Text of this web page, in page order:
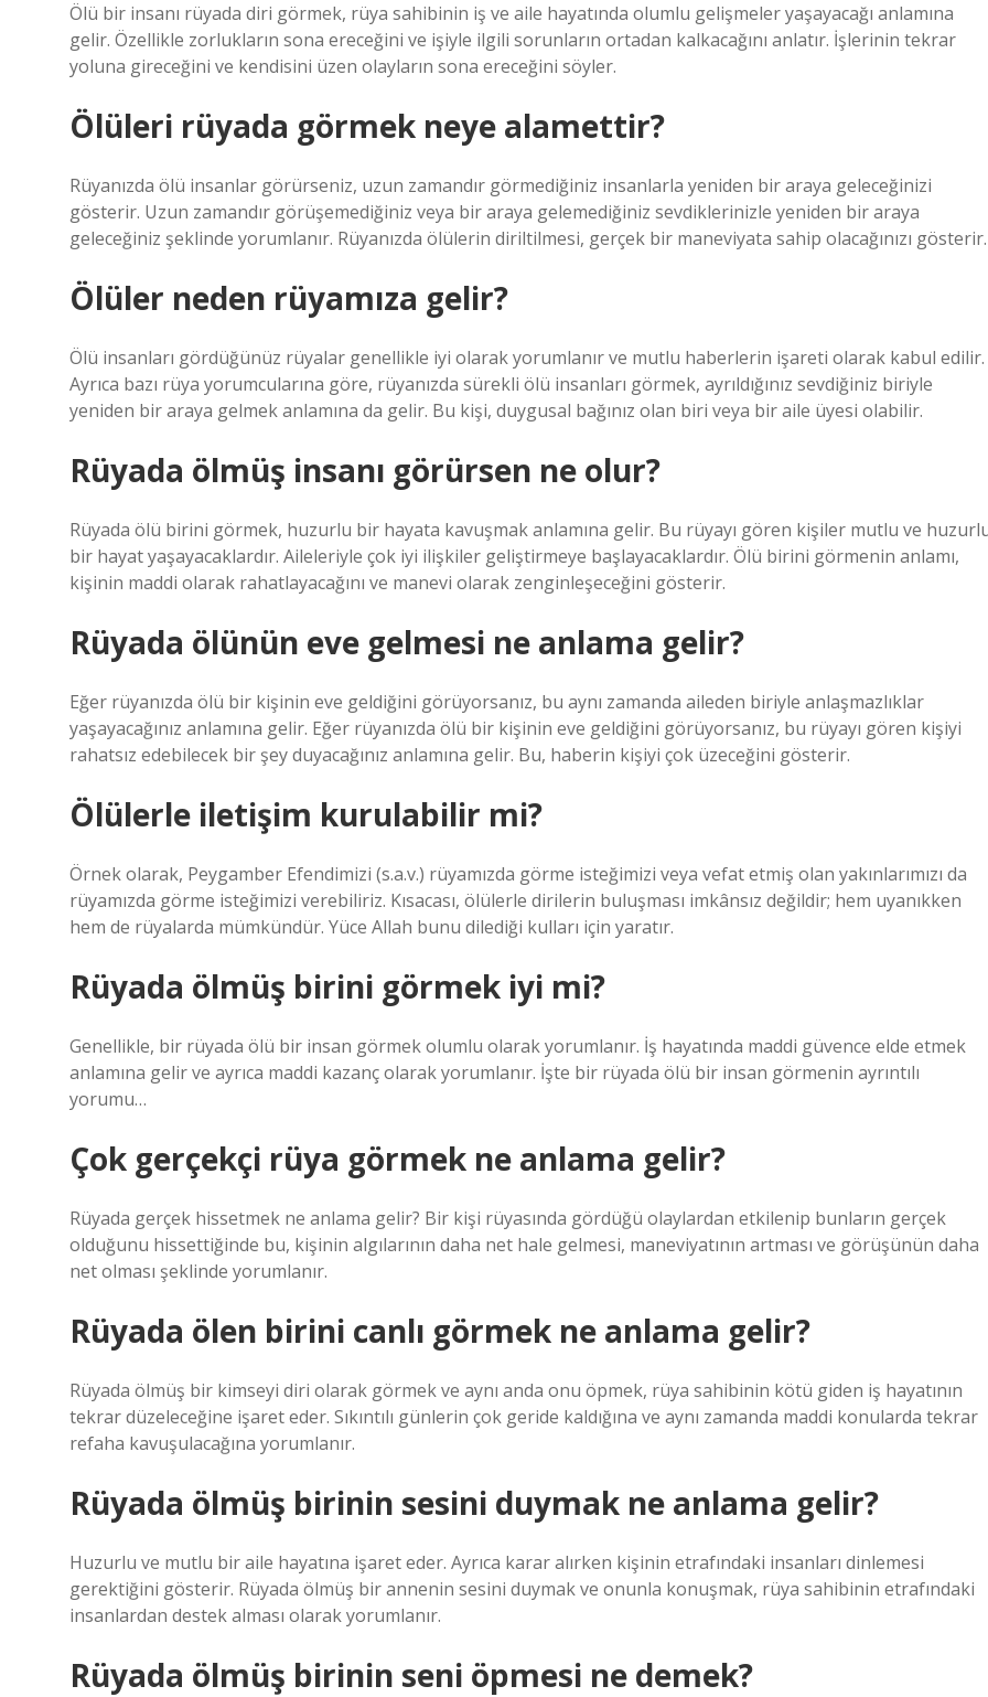
Ölü bir insanı rüyada diri görmek, rüya sahibinin iş ve aile hayatında olumlu gelişmeler yaşayacağı anlamına
gelir. Özellikle zorlukların sona ereceğini ve işiyle ilgili sorunların ortadan kalkacağını anlatır. İşlerinin tekrar
yoluna gireceğini ve kendisini üzen olayların sona ereceğini söyler.
Ölüleri rüyada görmek neye alamettir?
Rüyanızda ölü insanlar görürseniz, uzun zamandır görmediğiniz insanlarla yeniden bir araya geleceğinizi
gösterir. Uzun zamandır görüşemediğiniz veya bir araya gelemediğiniz sevdiklerinizle yeniden bir araya
geleceğiniz şeklinde yorumlanır. Rüyanızda ölülerin diriltilmesi, gerçek bir maneviyata sahip olacağınızı gösterir.
Ölüler neden rüyamıza gelir?
Ölü insanları gördüğünüz rüyalar genellikle iyi olarak yorumlanır ve mutlu haberlerin işareti olarak kabul edilir.
Ayrıca bazı rüya yorumcularına göre, rüyanızda sürekli ölü insanları görmek, ayrıldığınız sevdiğiniz biriyle
yeniden bir araya gelmek anlamına da gelir. Bu kişi, duygusal bağınız olan biri veya bir aile üyesi olabilir.
Rüyada ölmüş insanı görürsen ne olur?
Rüyada ölü birini görmek, huzurlu bir hayata kavuşmak anlamına gelir. Bu rüyayı gören kişiler mutlu ve
bir hayat yaşayacaklardır. Aileleriyle çok iyi ilişkiler geliştirmeye başlayacaklardır. Ölü birini görmenin anlamı,
kişinin maddi olarak rahatlayacağını ve manevi olarak zenginleşeceğini gösterir.
Rüyada ölünün eve gelmesi ne anlama gelir?
Eğer rüyanızda ölü bir kişinin eve geldiğini görüyorsanız, bu aynı zamanda aileden biriyle anlaşmazlıklar
yaşayacağınız anlamına gelir. Eğer rüyanızda ölü bir kişinin eve geldiğini görüyorsanız, bu rüyayı gören kişiyi
rahatsız edebilecek bir şey duyacağınız anlamına gelir. Bu, haberin kişiyi çok üzeceğini gösterir.
Ölülerle iletişim kurulabilir mi?
Örnek olarak, Peygamber Efendimizi (s.a.v.) rüyamızda görme isteğimizi veya vefat etmiş olan yakınlarımızı da
rüyamızda görme isteğimizi verebiliriz. Kısacası, ölülerle dirilerin buluşması imkânsız değildir; hem uyanıkken
hem de rüyalarda mümkündür. Yüce Allah bunu dilediği kulları için yaratır.
Rüyada ölmüş birini görmek iyi mi?
Genellikle, bir rüyada ölü bir insan görmek olumlu olarak yorumlanır. İş hayatında maddi güvence elde etmek
anlamına gelir ve ayrıca maddi kazanç olarak yorumlanır. İşte bir rüyada ölü bir insan görmenin ayrıntılı
yorumu…
Çok gerçekçi rüya görmek ne anlama gelir?
Rüyada gerçek hissetmek ne anlama gelir? Bir kişi rüyasında gördüğü olaylardan etkilenip bunların gerçek
olduğunu hissettiğinde bu, kişinin algılarının daha net hale gelmesi, maneviyatının artması ve görüşünün daha
net olması şeklinde yorumlanır.
Rüyada ölen birini canlı görmek ne anlama gelir?
Rüyada ölmüş bir kimseyi diri olarak görmek ve aynı anda onu öpmek, rüya sahibinin kötü giden iş hayatının
tekrar düzeleceğine işaret eder. Sıkıntılı günlerin çok geride kaldığına ve aynı zamanda maddi konularda tekrar
refaha kavuşulacağına yorumlanır.
Rüyada ölmüş birinin sesini duymak ne anlama gelir?
Huzurlu ve mutlu bir aile hayatına işaret eder. Ayrıca karar alırken kişinin etrafındaki insanları dinlemesi
gerektiğini gösterir. Rüyada ölmüş bir annenin sesini duymak ve onunla konuşmak, rüya sahibinin etrafındaki
insanlardan destek alması olarak yorumlanır.
Rüyada ölmüş birinin seni öpmesi ne demek?